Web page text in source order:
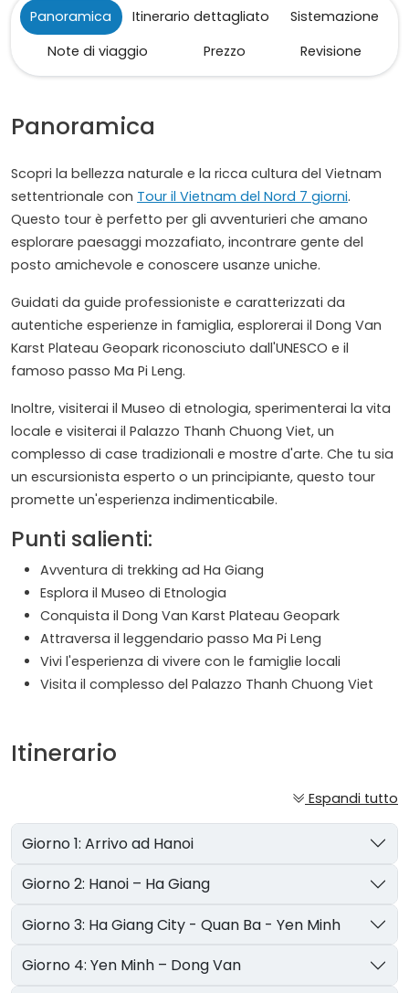
Panoramica Itinerario dettagliato
Sistemazione
Note di viaggio
Prezzo Revisione
Panoramica
Scopri la bellezza naturale e la ricca cultura del Vietnam
settentrionale con Tour il Vietnam del Nord 7 giorni.
Questo tour è perfetto per gli avventurieri che amano
esplorare paesaggi mozzafiato, incontrare gente del
posto amichevole e conoscere usanze uniche.
Guidati da guide professioniste e caratterizzati da
autentiche esperienze in famiglia, esplorerai il Dong Van
Karst Plateau Geopark riconosciuto dall'UNESCO e il
famoso passo Ma Pi Leng.
Inoltre, visiterai il Museo di etnologia, sperimenterai la vita
locale e visiterai il Palazzo Thanh Chuong Viet, un
complesso di case tradizionali e mostre d'arte. Che tu sia
un escursionista esperto o un principiante, questo tour
promette un'esperienza indimenticabile.
Punti salienti:
Avventura di trekking ad Ha Giang
Esplora il Museo di Etnologia
Conquista il Dong Van Karst Plateau Geopark
Attraversa il leggendario passo Ma Pi Leng
Vivi l'esperienza di vivere con le famiglie locali
Visita il complesso del Palazzo Thanh Chuong Viet
Itinerario
Espandi tutto
Giorno 1: Arrivo ad Hanoi
Giorno 2: Hanoi – Ha Giang
Giorno 3: Ha Giang City - Quan Ba ​​​​- Yen Minh
Giorno 4: Yen Minh – Dong Van